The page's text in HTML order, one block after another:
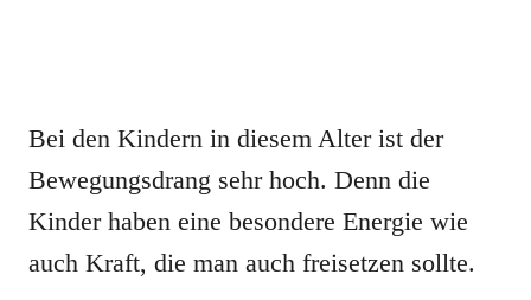
Bei den Kindern in diesem Alter ist der
Bewegungsdrang sehr hoch. Denn die
Kinder haben eine besondere Energie wie
auch Kraft, die man auch freisetzen sollte.